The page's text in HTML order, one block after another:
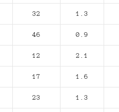
32 1.3
46 0.9
12 2.1
17 1.6
23 1.3